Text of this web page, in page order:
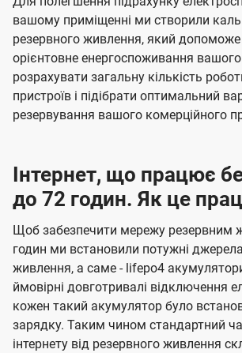
вашому приміщенні ми створили
резервного живлення, який допоможе
орієнтовне енергоспоживання
розрахувати загальну кількість
пристроїв і підібрати оптимальний
резервування вашого комерційного
Інтернет, що працює
до 72 годин. Як це
Щоб забезпечити мережу резервним
годин ми встановили потужні
живлення, а саме - lifepo4
ймовірні довготривалі відключення
кожен такий акумулятор було
зарядку. Таким чином стандартний
інтернету від резервного живлення